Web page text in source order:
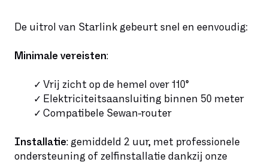
De uitrol van Starlink gebeurt snel en eenvoudig:
Minimale vereisten:
Vrij zicht op de hemel over 110°
Elektriciteitsaansluiting binnen 50 meter
Compatibele Sewan-router
Installatie: gemiddeld 2 uur, met professionele
ondersteuning of zelfinstallatie dankzij onze